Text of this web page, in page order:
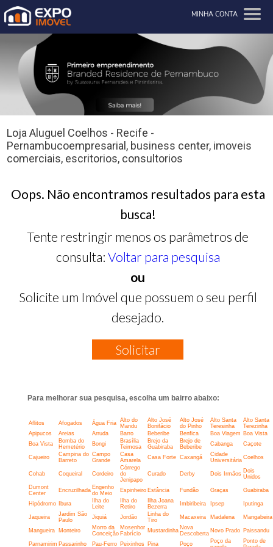
MINHA CONTA
Loja Aluguel Coelhos - Recife -
Pernambucoempresarial, business center, imoveis
comerciais, escritorios, consultorios
Oops. Não encontramos resultados para esta
busca!
Tente restringir menos os parâmetros de
consulta: Voltar para pesquisa
ou
Solicite um Imóvel que possuem o seu perfil
desejado.
Solicitar
Para melhorar sua pesquisa, escolha um bairro abaixo:
Aflitos Afogados Água Fria
Alto do
Mandu
Alto José
Bonifácio
Alto José
do Pinho
Alto Santa
Teresinha
Alto Santa
Terezinha
Apipucos
Areias Arruda Barro Beberibe Benfica Boa Viagem Boa Vista
Boa Vista
Bomba do
Hemetério
Bongi
Brasília
Teimosa
Brejo da
Guabiraba
Brejo de
Beberibe
Cabanga Caçote
Cajueiro
Campina do
Barreto
Campo
Grande
Casa
Amarela
Casa Forte Caxangá
Cidade
Universitária Coelhos
Cohab Coqueiral Cordeiro
Córrego
do
Jenipapo
Curado Derby Dois Irmãos Dois
Unidos
Dumont
Center
Encruzilhada Engenho
do Meio
Espinheiro Estância Fundão Graças Guabiraba
Hipódromo Ibura
Ilha do
Leite
Ilha do
Retiro
Ilha Joana
Bezerra
Imbiribeira Ipsep Iputinga
Jaqueira
Jardim São
Paulo
Jiquiá Jordão
Linha do
Tiro
Macaxeira Madalena Mangabeira
Mangueira Monteiro
Morro da
Conceição
Mosenhor
Fabrício
Mustardinha Nova
Descoberta Novo Prado Paissandu
Parnamirim Passarinho Pau-Ferro Peixinhos Pina Poço
Poço da
Ponto de